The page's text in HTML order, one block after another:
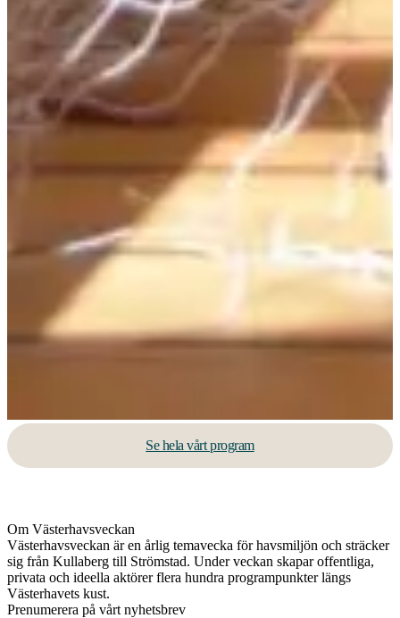
Se hela vårt program
Om Västerhavsveckan
Västerhavsveckan är en årlig temavecka för havsmiljön och sträcker
sig från Kullaberg till Strömstad. Under veckan skapar offentliga,
privata och ideella aktörer flera hundra programpunkter längs
Västerhavets kust.
Prenumerera på vårt nyhetsbrev